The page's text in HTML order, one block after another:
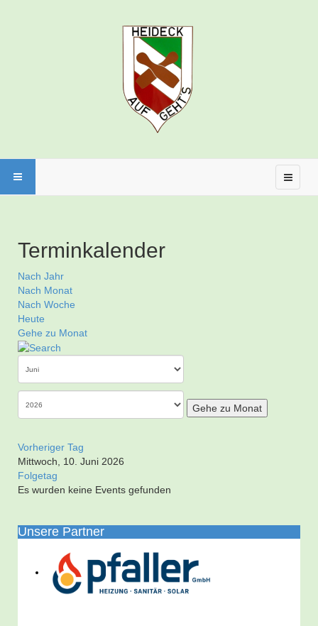
Terminkalender
Nach Jahr
Nach Monat
Nach Woche
Heute
Gehe zu Monat
Gehe zu Monat
Vorheriger Tag
Mittwoch, 10. Juni 2026
Folgetag
Es wurden keine Events gefunden
Unsere Partner